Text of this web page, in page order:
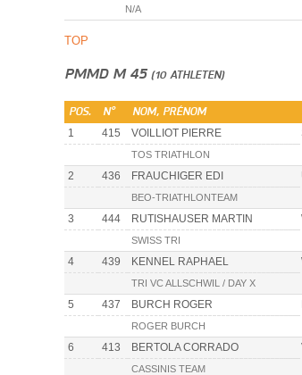
N/A
TOP
PMMD M 45 (10 ATHLETEN)
POS. N° NOM, PRÉNOM
1 415 VOILLIOT PIERRE
TOS TRIATHLON
2 436 FRAUCHIGER EDI
BEO-TRIATHLONTEAM
3 444 RUTISHAUSER MARTIN
SWISS TRI
4 439 KENNEL RAPHAEL
TRI VC ALLSCHWIL / DAY X
5 437 BURCH ROGER
ROGER BURCH
6 413 BERTOLA CORRADO
CASSINIS TEAM